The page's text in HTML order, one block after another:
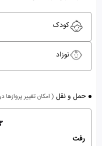
کودک
نوزاد
حمل و نقل ( امکان تغییر
رفت